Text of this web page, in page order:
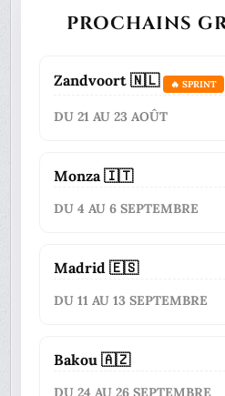
PROCHAINS
Zandvoort 🇳🇱 🔥 SPRINT
DU 21 AU 23 AOÛT
Monza 🇮🇹
DU 4 AU 6 SEPTEMBRE
Madrid 🇪🇸
DU 11 AU 13 SEPTEMBRE
Bakou 🇦🇿
DU 24 AU 26 SEPTEMBRE